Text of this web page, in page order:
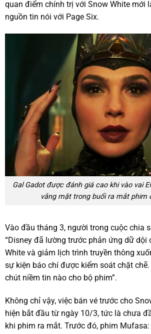
quan điểm chính trị với Snow White mới
nguồn tin nói với Page Six.
Gal Gadot được đánh giá cao khi vào vai
vắng mặt trong buổi ra mắt phim
Vào đầu tháng 3, người trong cuộc chia
“Disney đã lường trước phản ứng dữ dội
White và giảm lịch trình truyền thông
sự kiện báo chí được kiểm soát chặt
chút niềm tin nào cho bộ phim”.
Không chỉ vậy, việc bán vé trước cho
hiện bắt đầu từ ngày 10/3, tức là chưa
khi phim ra mắt. Trước đó, phim